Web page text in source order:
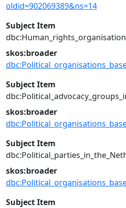
oldid=902069389&ns=14
Subject Item
skos:broader
Subject Item
skos:broader
Subject Item
skos:broader
Subject Item